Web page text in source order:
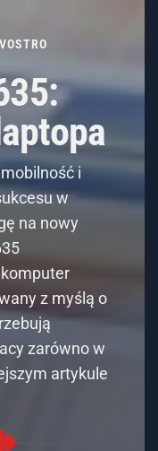
i
w
na nowy
z myślą o
zarówno w
artykule